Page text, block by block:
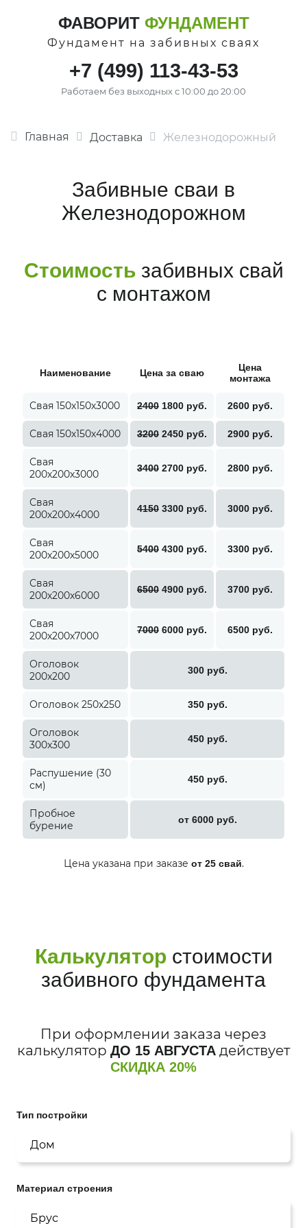
ФАВОРИТ ФУНДАМЕНТ
Фундамент на забивных сваях
+7 (499) 113-43-53
Работаем без выходных с 10:00 до 20:00
Главная Доставка Железнодорожный
Забивные сваи в
Железнодорожном
Стоимостьзабивных свай
с монтажом
Наименование Цена за сваю
Цена
монтажа
Свая 150х150х3000 2400 1800 руб. 2600 руб.
Свая 150х150х4000 3200 2450 руб. 2900 руб.
Свая
200х200х3000
3400 2700 руб. 2800 руб.
Свая
200х200х4000
4150 3300 руб. 3000 руб.
Свая
200х200х5000
5400 4300 руб. 3300 руб.
Свая
200х200х6000
6500 4900 руб. 3700 руб.
Свая
200х200х7000
7000 6000 руб. 6500 руб.
Оголовок
200x200
300 руб.
Оголовок 250x250 350 руб.
Оголовок
300x300
450 руб.
Распушение (30
см)
450 руб.
Пробное
бурение
от 6000 руб.
Цена указана при заказе от 25 свай.
Калькулятор стоимости
забивного фундамента
При оформлении заказа через
калькулятор ДО 15 АВГУСТА действует
СКИДКА 20%
Тип постройки
Материал строения